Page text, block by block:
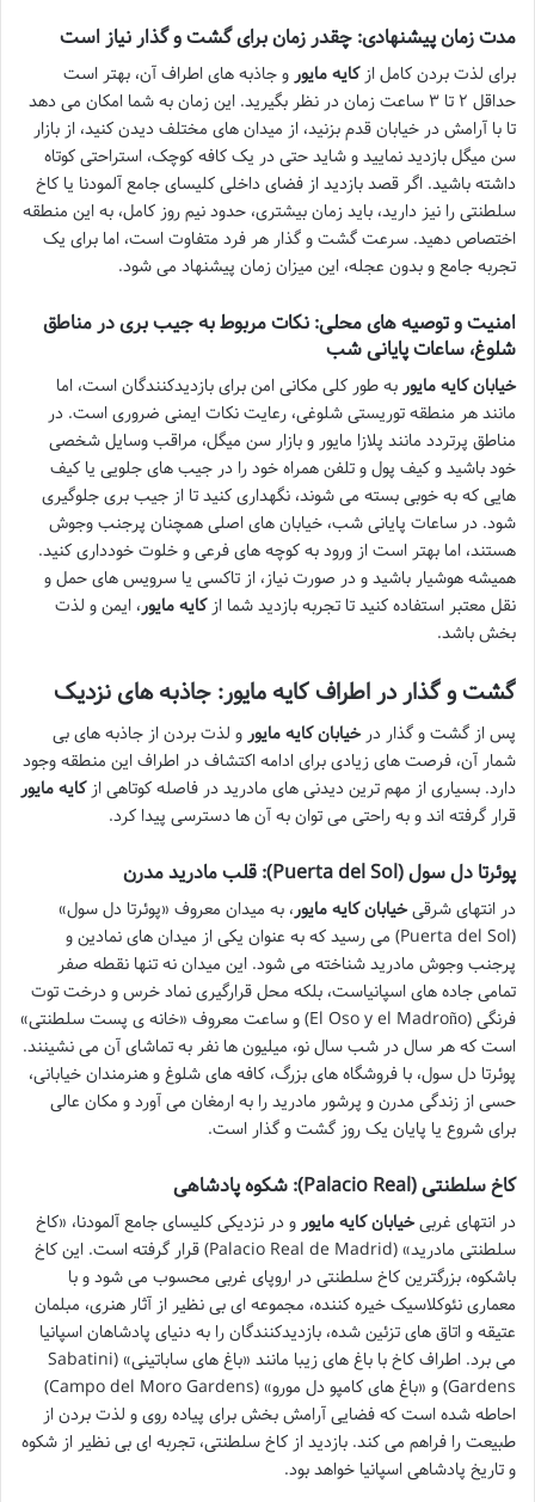
مدت زمان پیشنهادی: چقدر زمان برای گشت و گذار نیاز است
برای لذت بردن کامل ازکایه مایورو جاذبه های اطراف آن، بهتر است
حداقل ۲ تا ۳ ساعت زمان در نظر بگیرید. این زمان به شما امکان می دهد
تا با آرامش در خیابان قدم بزنید، از میدان های مختلف دیدن کنید، از بازار
سن میگل بازدید نمایید و شاید حتی در یک کافه کوچک، استراحتی کوتاه
داشته باشید. اگر قصد بازدید از فضای داخلی کلیسای جامع آلمودنا یا کاخ
سلطنتی را نیز دارید، باید زمان بیشتری، حدود نیم روز کامل، به این منطقه
اختصاص دهید. سرعت گشت و گذار هر فرد متفاوت است، اما برای یک
تجربه جامع و بدون عجله، این میزان زمان پیشنهاد می شود.
امنیت و توصیه های محلی: نکات مربوط به جیب بری در مناطق
شلوغ، ساعات پایانی شب
خیابان کایه مایوربه طور کلی مکانی امن برای بازدیدکنندگان است، اما
مانند هر منطقه توریستی شلوغی، رعایت نکات ایمنی ضروری است. در
مناطق پرتردد مانند پلازا مایور و بازار سن میگل، مراقب وسایل شخصی
خود باشید و کیف پول و تلفن همراه خود را در جیب های جلویی یا کیف
هایی که به خوبی بسته می شوند، نگهداری کنید تا از جیب بری جلوگیری
شود. در ساعات پایانی شب، خیابان های اصلی همچنان پرجنب وجوش
هستند، اما بهتر است از ورود به کوچه های فرعی و خلوت خودداری کنید.
همیشه هوشیار باشید و در صورت نیاز، از تاکسی یا سرویس های حمل و
نقل معتبر استفاده کنید تا تجربه بازدید شما ازکایه مایور، ایمن و لذت
بخش باشد.
گشت و گذار در اطراف کایه مایور: جاذبه های نزدیک
پس از گشت و گذار درخیابان کایه مایور و لذت بردن از جاذبه های بی
شمار آن، فرصت های زیادی برای ادامه اکتشاف در اطراف این منطقه وجود
دارد. بسیاری از مهم ترین دیدنی های مادرید در فاصله کوتاهی ازکایه مایور
قرار گرفته اند و به راحتی می توان به آن ها دسترسی پیدا کرد.
پوئرتا دل سول (Puerta del Sol): قلب مادرید مدرن
در انتهای شرقیخیابان کایه مایور، به میدان معروف «پوئرتا دل سول»
(Puerta del Sol) می رسید که به عنوان یکی از میدان های نمادین و
پرجنب وجوش مادرید شناخته می شود. این میدان نه تنها نقطه صفر
تمامی جاده های اسپانیاست، بلکه محل قرارگیری نماد خرس و درخت توت
فرنگی (El Oso y el Madroño) و ساعت معروف «خانه ی پست سلطنتی»
است که هر سال در شب سال نو، میلیون ها نفر به تماشای آن می نشینند.
پوئرتا دل سول، با فروشگاه های بزرگ، کافه های شلوغ و هنرمندان خیابانی،
حسی از زندگی مدرن و پرشور مادرید را به ارمغان می آورد و مکان عالی
برای شروع یا پایان یک روز گشت و گذار است.
کاخ سلطنتی (Palacio Real): شکوه پادشاهی
در انتهای غربیخیابان کایه مایور و در نزدیکی کلیسای جامع آلمودنا، «کاخ
سلطنتی مادرید» (Palacio Real de Madrid) قرار گرفته است. این کاخ
باشکوه، بزرگترین کاخ سلطنتی در اروپای غربی محسوب می شود و با
معماری نئوکلاسیک خیره کننده، مجموعه ای بی نظیر از آثار هنری، مبلمان
عتیقه و اتاق های تزئین شده، بازدیدکنندگان را به دنیای پادشاهان اسپانیا
می برد. اطراف کاخ با باغ های زیبا مانند «باغ های ساباتینی» (Sabatini
Gardens) و «باغ های کامپو دل مورو» (Campo del Moro Gardens)
احاطه شده است که فضایی آرامش بخش برای پیاده روی و لذت بردن از
طبیعت را فراهم می کند. بازدید از کاخ سلطنتی، تجربه ای بی نظیر از شکوه
و تاریخ پادشاهی اسپانیا خواهد بود.